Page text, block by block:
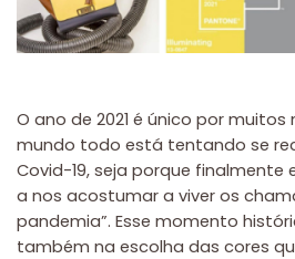
O ano de 2021 é único por
mundo todo está tentando se
Covid-19, seja porque
a nos acostumar a viver os
pandemia”. Esse momento
também na escolha das cores